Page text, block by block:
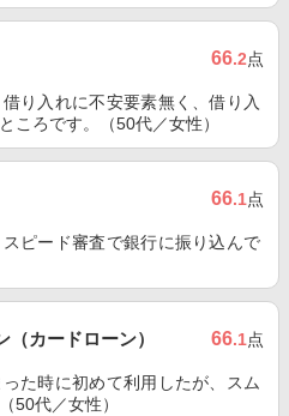
66.2点
り入れに不安要素無く、借り入
ころです。（50代／女性）
66.1点
ピード審査で銀行に振り込んで
カードローン） 66.1点
た時に初めて利用したが、スム
50代／女性）